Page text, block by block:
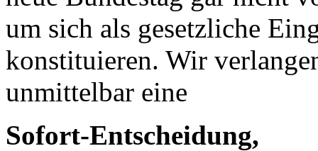
um sich als gesetzliche
konstituieren. Wir
unmittelbar eine
Sofort-Entscheidung,